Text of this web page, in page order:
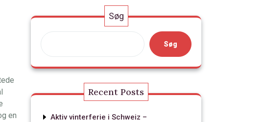
en
Søg
Søg
Recent Posts
Aktiv vinterferie i Schweiz –